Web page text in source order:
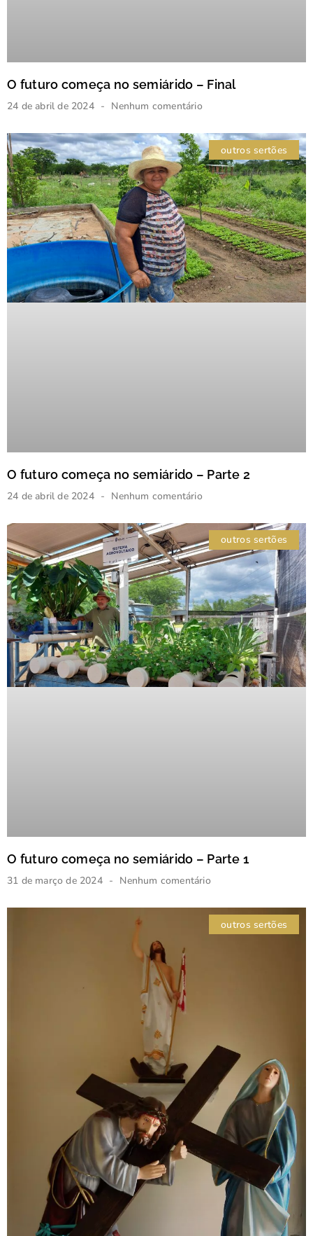
O futuro começa no semiárido – Final
24 de abril de 2024 Nenhum comentário
outros sertões
O futuro começa no semiárido – Parte 2
24 de abril de 2024 Nenhum comentário
outros sertões
O futuro começa no semiárido – Parte 1
31 de março de 2024 Nenhum comentário
outros sertões